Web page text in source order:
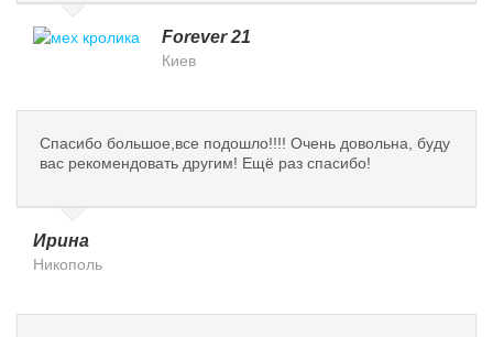
Forever 21
Киев
Спасибо большое,все подошло!!!! Очень довольна, буду
вас рекомендовать другим! Ещё раз спасибо!
Ирина
Никополь